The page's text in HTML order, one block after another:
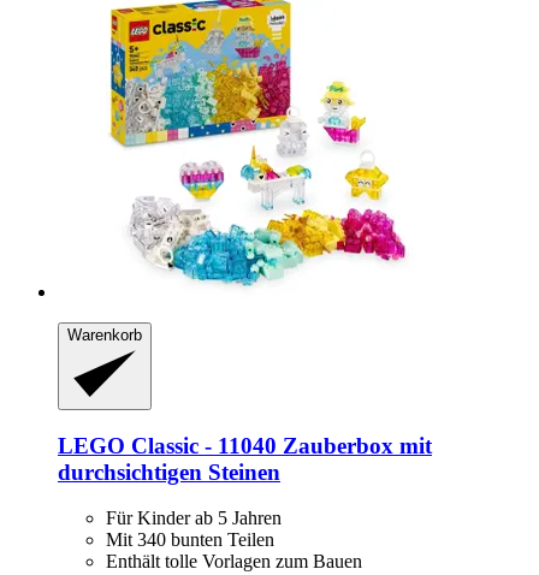
Warenkorb
LEGO Classic -​ 11040 Zauberbox mit
durchsichtigen Steinen
Für Kinder ab 5 Jahren
Mit 340 bunten Teilen
Enthält tolle Vorlagen zum Bauen